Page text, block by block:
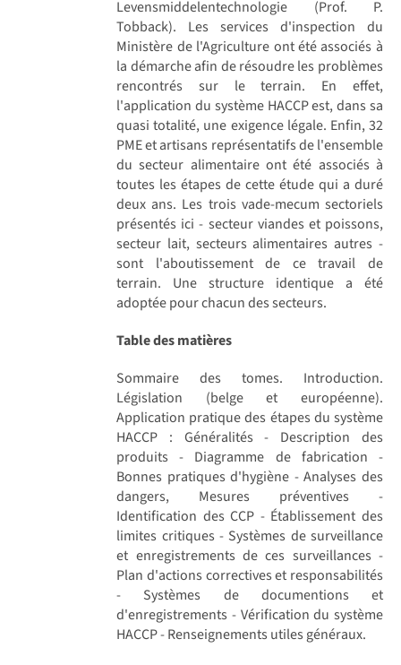
Levensmiddelentechnologie (Prof. P.
Tobback). Les services d'inspection du
Ministère de l'Agriculture ont été associés à
la démarche afin de résoudre les problèmes
rencontrés sur le terrain. En effet,
l'application du système HACCP est, dans sa
quasi totalité, une exigence légale. Enfin, 32
PME et artisans représentatifs de l'ensemble
du secteur alimentaire ont été associés à
toutes les étapes de cette étude qui a duré
deux ans. Les trois vade-mecum sectoriels
présentés ici - secteur viandes et poissons,
secteur lait, secteurs alimentaires autres -
sont l'aboutissement de ce travail de
terrain. Une structure identique a été
adoptée pour chacun des secteurs.
Table des matières
Sommaire des tomes. Introduction.
Législation (belge et européenne).
Application pratique des étapes du système
HACCP : Généralités - Description des
produits - Diagramme de fabrication -
Bonnes pratiques d'hygiène - Analyses des
dangers, Mesures préventives -
Identification des CCP - Établissement des
limites critiques - Systèmes de surveillance
et enregistrements de ces surveillances -
Plan d'actions correctives et responsabilités
- Systèmes de documentions et
d'enregistrements - Vérification du système
HACCP - Renseignements utiles généraux.